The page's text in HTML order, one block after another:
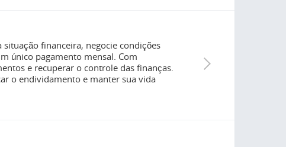
financeira, negocie condições
único pagamento mensal. Com
e recuperar o controle das finanças.
o endividamento e manter sua vida